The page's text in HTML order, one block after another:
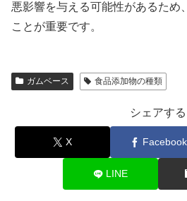
悪影響を与える可能性があるため
ことが重要です。
ガムベース 食品添加物の種類
シェアする
X Facebook
LINE